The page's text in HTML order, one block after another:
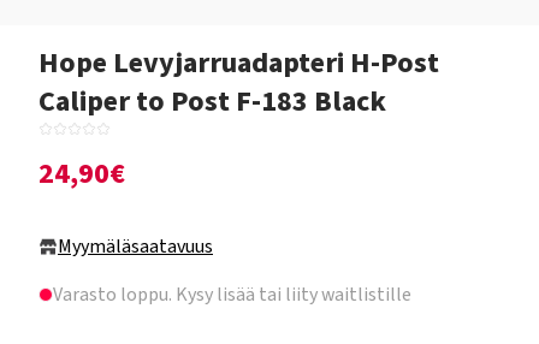
Hope Levyjarruadapteri H-Post
Caliper to Post F-183 Black
24,90€
Myymäläsaatavuus
Varasto loppu. Kysy lisää tai liity waitlistille